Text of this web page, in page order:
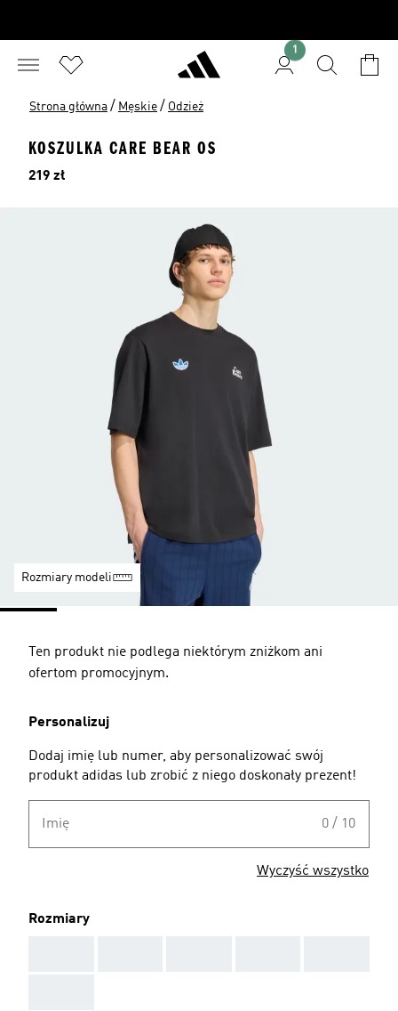
1
Strona główna / Męskie / Odzież
KOSZULKA CARE BEAR OS
Cena
219 zł
Rozmiary modeli
Ten produkt nie podlega niektórym zniżkom ani
ofertom promocyjnym.
Personalizuj
Dodaj imię lub numer, aby personalizować swój
produkt adidas lub zrobić z niego doskonały prezent!
Imię 0 / 10
Wyczyść wszystko
Rozmiary